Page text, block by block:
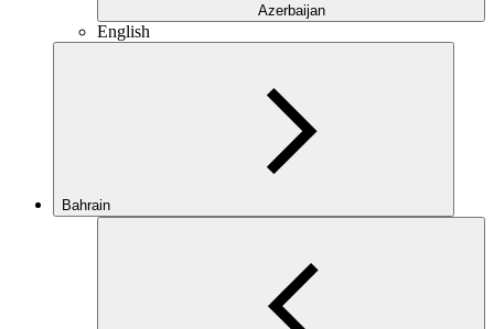
Azerbaijan
English
Bahrain